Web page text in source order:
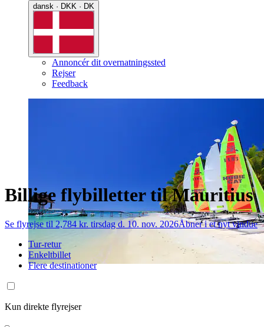
dansk · DKK · DK
Annoncér dit overnatningssted
Rejser
Feedback
Billige flybilletter til Mauritius
Se flyrejse til 2,784 kr. tirsdag d. 10. nov. 2026Åbner i et nyt vindue
Tur-retur
Enkeltbillet
Flere destinationer
Kun direkte flyrejser